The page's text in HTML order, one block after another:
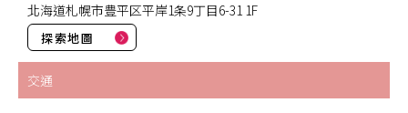
北海道札幌市豊平区平岸1条9丁目6-31 1F
探索地圖
交通